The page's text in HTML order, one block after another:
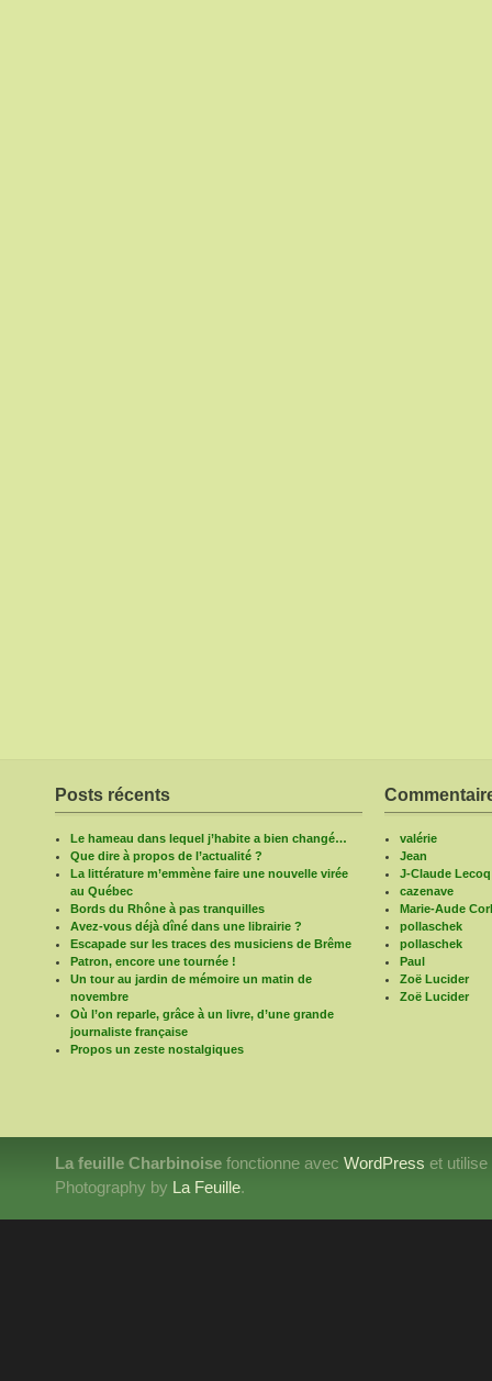
Posts récents
Le hameau dans lequel j’habite a bien changé…
Que dire à propos de l’actualité ?
La littérature m’emmène faire une nouvelle virée
au Québec
Bords du Rhône à pas tranquilles
Avez-vous déjà dîné dans une librairie ?
Escapade sur les traces des musiciens de Brême
Patron, encore une tournée !
Un tour au jardin de mémoire un matin de
novembre
Où l’on reparle, grâce à un livre, d’une grande
journaliste française
Propos un zeste nostalgiques
valérie
Jean
J-Claude Lecoq
cazenave
Marie-Aude
pollaschek
pollaschek
Paul
Zoë Lucider
Zoë Lucider
La feuille Charbinoise fonctionne avec WordPress et
Photography by La Feuille.